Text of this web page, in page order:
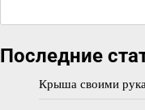
Последние
Крыша своими